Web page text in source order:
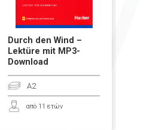
Durch den Wind –
Lektüre mit MP3-
Download
A2
από 11 ετών